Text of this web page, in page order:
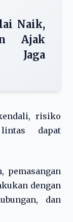
Naik,
Ajak
Jaga
risiko
dapat
pemasangan
dengan
dan